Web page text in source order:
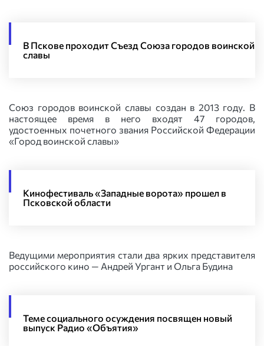
В Пскове проходит Съезд Союза городов воинской
славы
Союз городов воинской славы создан в 2013 году. В
настоящее время в него входят 47 городов,
удостоенных почетного звания Российской Федерации
«Город воинской славы»
Кинофестиваль «Западные ворота» прошел в
Псковской области
Ведущими мероприятия стали два ярких представителя
российского кино — Андрей Ургант и Ольга Будина
Теме социального осуждения посвящен новый
выпуск Радио «Объятия»